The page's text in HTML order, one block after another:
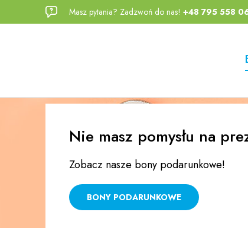
Przejdź
Przejdź
Masz pytania? Zadzwoń do nas! +48 795 558
Nie masz pomysłu na
Zobacz nasze bony podarunkowe!
BONY PODARUNKOWE